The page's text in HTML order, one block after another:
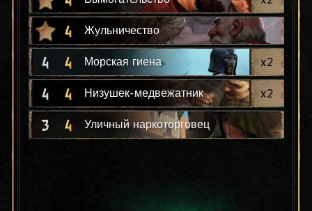
4 Жульничество
4 4 Морская гиена x2
4 4 Низушек-медвежатник x2
3 4 Уличный наркоторговец